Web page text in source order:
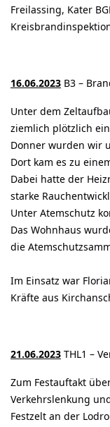
Freilassing, Kater
16.06.2023 B3 –
Unter dem
ziemlich plötzlich
Donner wurden wir
Dort kam es zu
Dabei hatte der
starke
Unter Atemschutz
Das Wohnhaus
die
Im Einsatz war
Kräfte aus
21.06.2023 THL1 –
Zum Festauftakt
Verkehrslenkung
Festzelt an der